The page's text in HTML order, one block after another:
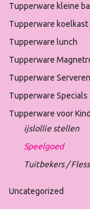
Tupperware kleine
Tupperware koelkast
Tupperware lunch
Tupperware
Tupperware
Tupperware Specials
Tupperware voor
ijslollie stellen
Speelgoed
Tuitbekers /
Uncategorized